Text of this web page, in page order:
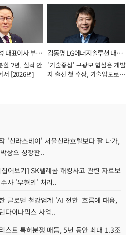
대표이사 부회
할 2년, 실적 안
서 [2026년]
김동명 LG에너지솔루션 대표
이사 사장
'기술중심' 구광모 힘실은 개발
자 출신 첫 수장, 기술압도로
'신라스테이' 서울신라호텔보다 잘 나가,
상오 성장판..
어보기] SK텔레콤 해킹사고 관련 자료보
사 '무혐의' 처리..
글로벌 철강업계 'AI 전환' 흐름에 대응,
다이나믹스 사업..
스트 특허분쟁 매듭, 5년 동안 최대 1.3조